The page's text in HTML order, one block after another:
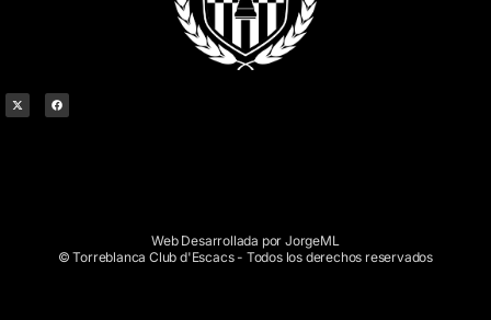
© Torreblanca Club d'Escacs - Todos los derechos reservados
Web Desarrollada por JorgeML